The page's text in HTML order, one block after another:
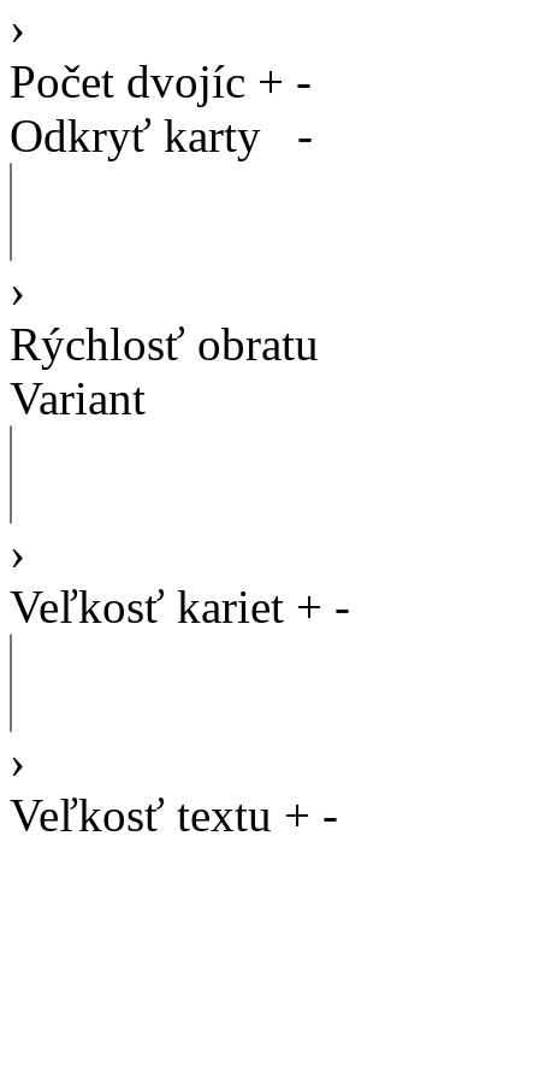
›
Počet dvojíc + -
Odkryť karty
-
›
Rýchlosť obratu
Variant
›
Veľkosť kariet + -
›
Veľkosť textu + -